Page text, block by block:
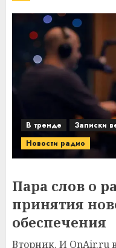
В тренде
Записки
Новости радио
Пара слов о
принятия
обеспечения
Вторник. И OnAir.ru